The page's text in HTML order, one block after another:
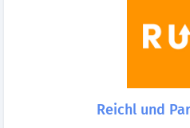
Reichl und